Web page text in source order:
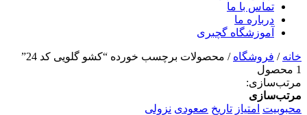
تماس با ما
درباره ما
آموزشگاه گچبری
خانه / فروشگاه / محصولات برچسب خورده “کشو گلویی کد 24”
1 محصول
مرتب‌سازی:
مرتب‌سازی
محبوبیت امتیاز تاریخ صعودی نزولی